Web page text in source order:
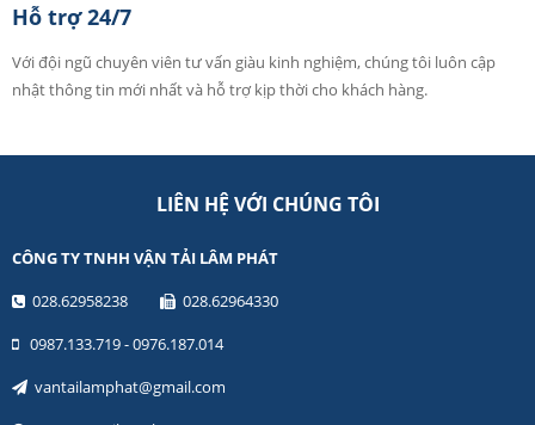
Hỗ trợ 24/7
Với đội ngũ chuyên viên tư vấn giàu kinh nghiệm, chúng tôi luôn cập
nhật thông tin mới nhất và hỗ trợ kịp thời cho khách hàng.
LIÊN HỆ VỚI CHÚNG TÔI
CÔNG TY TNHH VẬN TẢI LÂM PHÁT
028.62958238
028.62964330
0987.133.719 - 0976.187.014
vantailamphat@gmail.com